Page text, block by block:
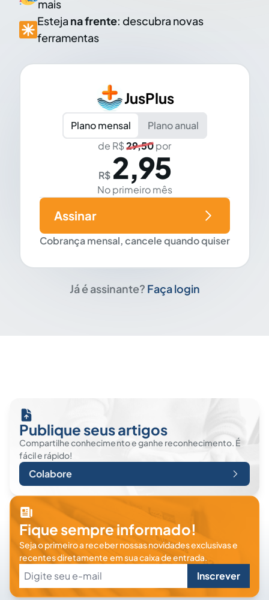
mais
Esteja na frente: descubra novas
ferramentas
JusPlus
Plano mensal
Plano anual
de R$29,50por
R$ 2,95
No primeiro mês
Cobrança mensal, cancele quando quiser
Assinar
Já é assinante? Faça login
Publique seus artigos
Compartilhe conhecimento e ganhe reconhecimento. É
fácil e rápido!
Colabore
Fique sempre informado!
Seja o primeiro a receber nossas novidades exclusivas e
recentes diretamente em sua caixa de entrada.
Inscrever